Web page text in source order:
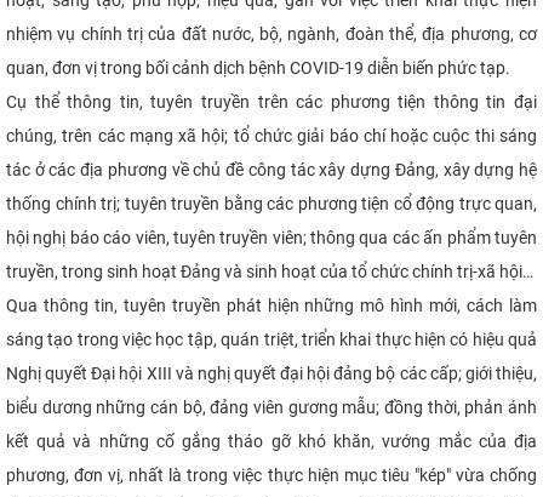
nhiệm vụ chính trị của đất nước, bộ, ngành, đoàn thể, địa phương, cơ
quan, đơn vị trong bối cảnh dịch bệnh COVID-19 diễn biến phức tạp.
Cụ thể thông tin, tuyên truyền trên các phương tiện thông tin đại
chúng, trên các mạng xã hội; tổ chức giải báo chí hoặc cuộc thi sáng
tác ở các địa phương về chủ đề công tác xây dựng Đảng, xây dựng hệ
thống chính trị; tuyên truyền bằng các phương tiện cổ động trực quan,
hội nghị báo cáo viên, tuyên truyền viên; thông qua các ấn phẩm tuyên
truyền, trong sinh hoạt Đảng và sinh hoạt của tổ chức chính trị-xã hội…
Qua thông tin, tuyên truyền phát hiện những mô hình mới, cách làm
sáng tạo trong việc học tập, quán triệt, triển khai thực hiện có hiệu quả
Nghị quyết Đại hội XIII và nghị quyết đại hội đảng bộ các cấp; giới thiệu,
biểu dương những cán bộ, đảng viên gương mẫu; đồng thời, phản ánh
kết quả và những cố gắng tháo gỡ khó khăn, vướng mắc của địa
phương, đơn vị, nhất là trong việc thực hiện mục tiêu "kép" vừa chống